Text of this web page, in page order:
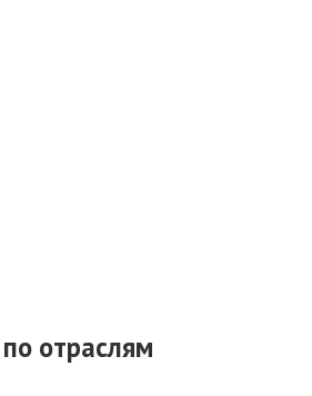
отраслям